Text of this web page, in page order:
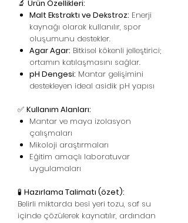
🔬 Ürün Özellikleri:
Malt Ekstraktı ve Dekstroz: Enerji
kaynağı olarak kullanılır, spor
oluşumunu destekler.
Agar Agar: Bitkisel kökenli jelleştirici;
ortamın katılaşmasını sağlar.
pH Dengesi: Mantar gelişimini
destekleyen ideal asidik pH yapısı
✅ Kullanım Alanları:
Mantar ve maya izolasyon
çalışmaları
Mikoloji araştırmaları
Eğitim amaçlı laboratuvar
uygulamaları
🧪 Hazırlama Talimatı (özet):
Belirli miktarda besi yeri tozu, saf su
içinde çözülerek kaynatılır, ardından